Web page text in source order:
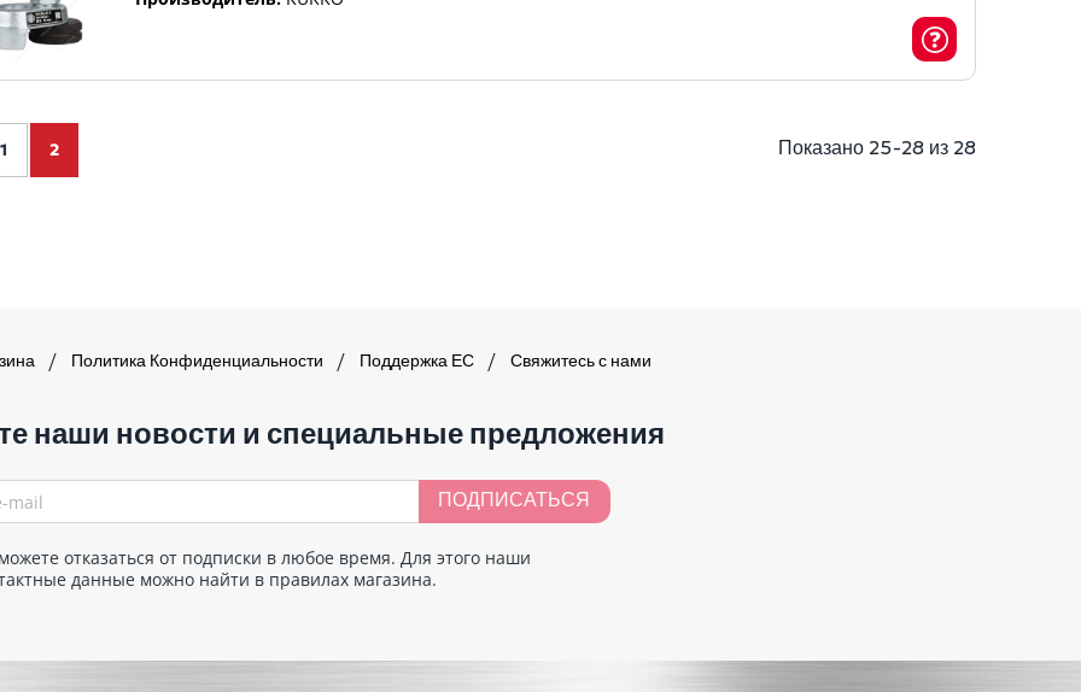
1 2 Показано 25-28 из 28
Политика Конфиденциальности Поддержка ЕС Свяжитесь с нами
наши новости и специальные предложения
ПОДПИСАТЬСЯ
отказаться от подписки в любое время. Для этого наши
данные можно найти в правилах магазина.